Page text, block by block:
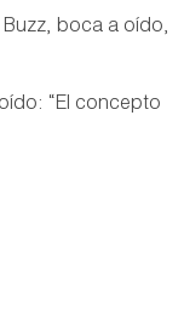
boca a oído,
“El concepto